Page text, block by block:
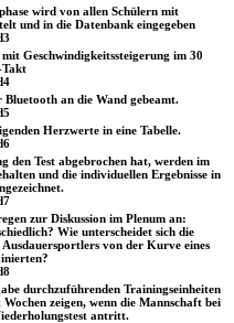
wird von allen Schülern mit
und in die Datenbank eingegeben
Geschwindigkeitssteigerung im 30
Takt
an die Wand gebeamt.
Herzwerte in eine Tabelle.
den Test abgebrochen hat, werden im
und die individuellen Ergebnisse in
zur Diskussion im Plenum an:
Wie unterscheidet sich die
von der Kurve eines
durchzuführenden Trainingseinheiten
zeigen, wenn die Mannschaft bei
antritt.